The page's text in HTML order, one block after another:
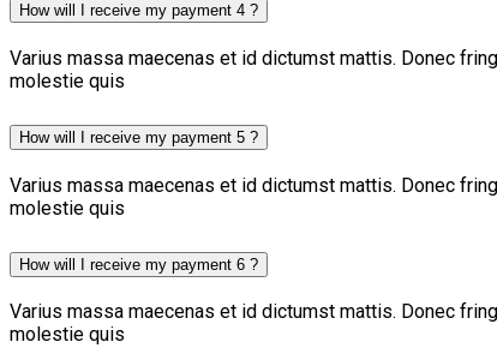
How will I receive my payment 4 ?
Varius massa maecenas et id dictumst mattis. Donec
molestie quis
How will I receive my payment 5 ?
Varius massa maecenas et id dictumst mattis. Donec
molestie quis
How will I receive my payment 6 ?
Varius massa maecenas et id dictumst mattis. Donec
molestie quis